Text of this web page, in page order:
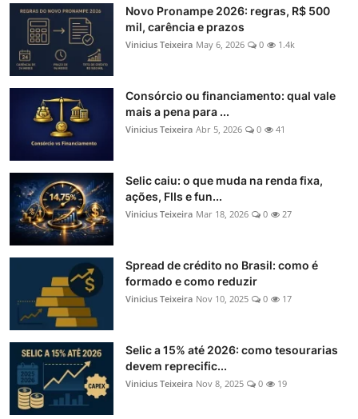
Novo Pronampe 2026: regras, R$ 500
mil, carência e prazos
Vinicius Teixeira May 6, 2026 0 1.4k
Consórcio ou financiamento: qual vale
mais a pena para ...
Vinicius Teixeira Abr 5, 2026 0 41
Selic caiu: o que muda na renda fixa,
ações, FIIs e fun...
Vinicius Teixeira Mar 18, 2026 0 27
Spread de crédito no Brasil: como é
formado e como reduzir
Vinicius Teixeira Nov 10, 2025 0 17
Selic a 15% até 2026: como tesourarias
devem reprecific...
Vinicius Teixeira Nov 8, 2025 0 19